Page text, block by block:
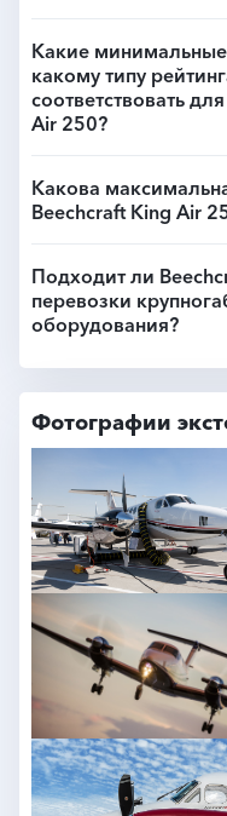
Какие
какому типу
соответствовать
Air 250?
Какова
Beechcraft King Air
Подходит ли
перевозки
оборудования?
Фотографии